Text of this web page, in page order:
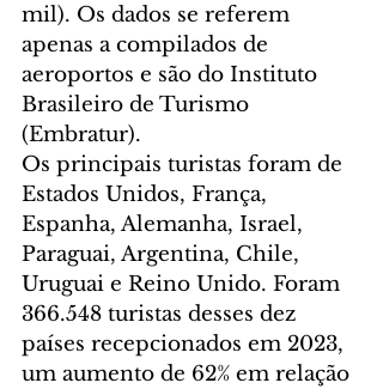
mil). Os dados se referem
apenas a compilados de
aeroportos e são do Instituto
Brasileiro de Turismo
(Embratur).
Os principais turistas foram de
Estados Unidos, França,
Espanha, Alemanha, Israel,
Paraguai, Argentina, Chile,
Uruguai e Reino Unido. Foram
366.548 turistas desses dez
países recepcionados em 2023,
um aumento de 62% em relação